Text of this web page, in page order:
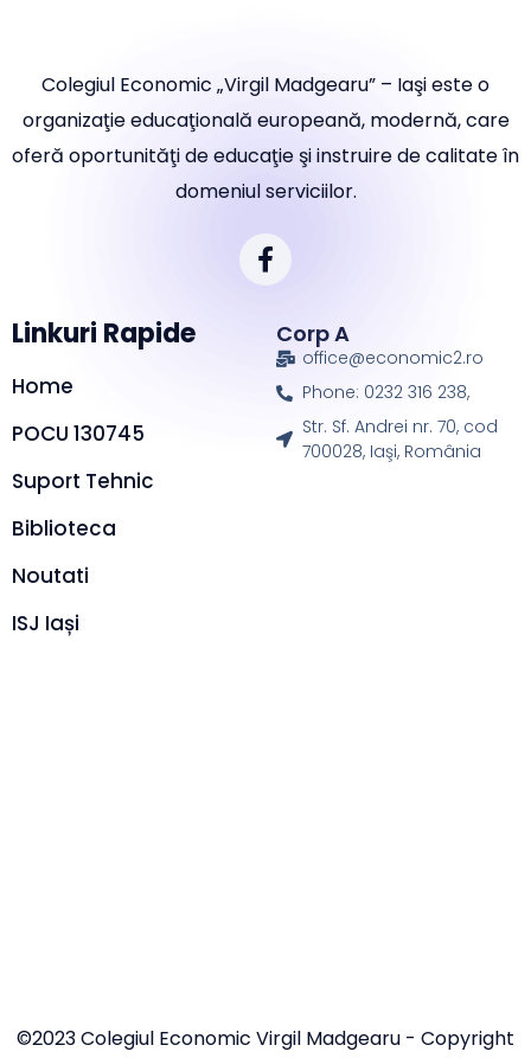
Colegiul Economic „Virgil Madgearu” – Iaşi este o
organizaţie educaţională europeană, modernă, care
oferă oportunităţi de educaţie şi instruire de calitate în
domeniul serviciilor.
Linkuri Rapide
Home
POCU 130745
Suport Tehnic
Biblioteca
Noutati
ISJ Iași
Corp A
office@economic2.ro
Phone: 0232 316 238,
Str. Sf. Andrei nr. 70, cod
700028, Iaşi, România
©2023 Colegiul Economic Virgil Madgearu - Copyright